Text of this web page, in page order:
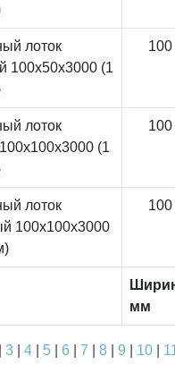
лоток
100x50x3000 (1
100
лоток
(1
100
лоток
100x100x3000
100
мм
3| 4| 5| 6 7 8| 9 10|